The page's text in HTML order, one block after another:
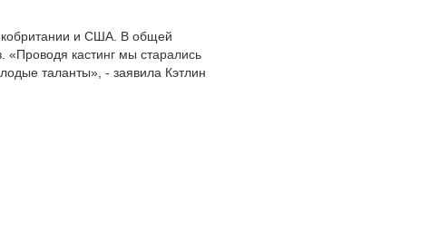
и США. В общей
кастинг мы старались
таланты», - заявила Кэтлин